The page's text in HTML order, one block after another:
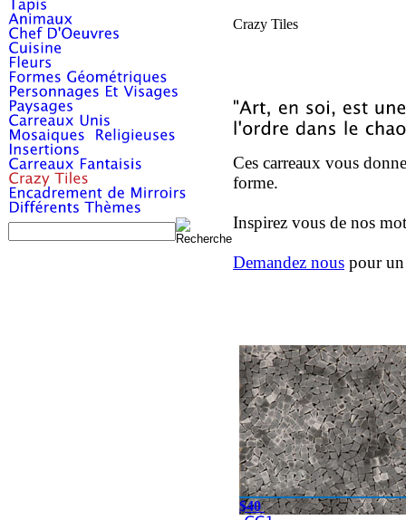
Crazy Tiles
Ces carreaux vous
forme.
Inspirez vous de nos
Demandez nous pour
$40